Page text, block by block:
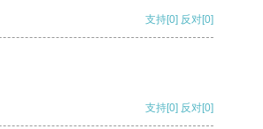
支持[0] 反对[0]
支持[0] 反对[0]